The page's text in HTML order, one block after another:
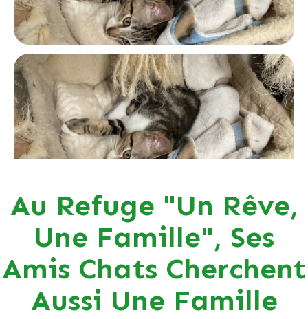
Au Refuge "Un Rêve,
Une Famille", Ses
Amis Chats Cherchent
Aussi Une Famille